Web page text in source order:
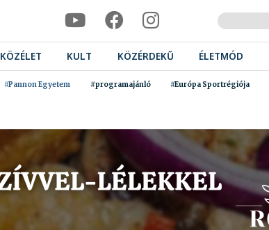
KÖZÉLET KULT KÖZÉRDEKŰ ÉLETMÓD
#Pannon Egyetem #programajánló #Európa Sportrégiója